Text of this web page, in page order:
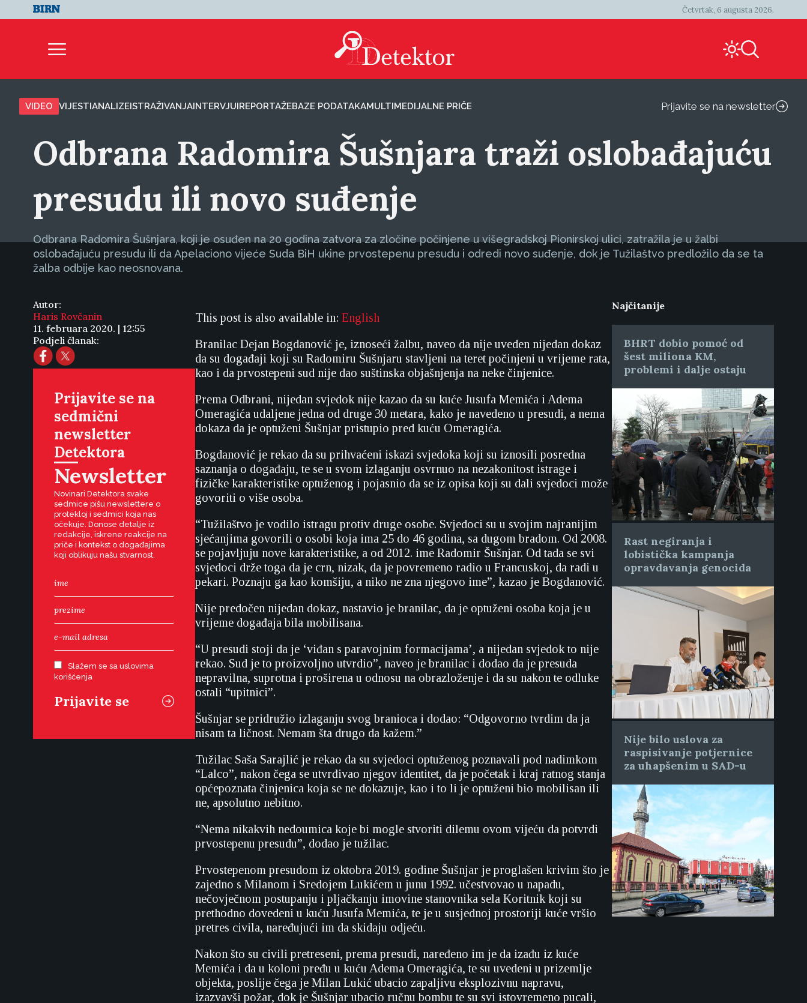
Četvrtak, 6 augusta 2026.
VIDEO VIJESTIANALIZEISTRAŽIVANJAINTERVJUIREPORTAŽEBAZE PODATAKAMULTIMEDIJALNE PRIČE Prijavite se na newsletter
Odbrana Radomira Šušnjara traži oslobađajuću
presudu ili novo suđenje
Odbrana Radomira Šušnjara, koji je osuđen na 20 godina zatvora za zločine počinjene u višegradskoj Pionirskoj ulici, zatražila je u žalbi
oslobađajuću presudu ili da Apelaciono vijeće Suda BiH ukine prvostepenu presudu i odredi novo suđenje, dok je Tužilaštvo predložilo da se ta
žalba odbije kao neosnovana.
Autor:
Haris Rovčanin
11. februara 2020. | 12:55
Podjeli članak:
Prijavite se na
sedmični
newsletter
Detektora
Newsletter
Novinari Detektora svake
sedmice pišu newslettere o
protekloj i sedmici koja nas
očekuje. Donose detalje iz
redakcije, iskrene reakcije na
priče i kontekst o događajima
koji oblikuju našu stvarnost.
Slažem se sa uslovima
korišćenja
This post is also available in: English
Branilac Dejan Bogdanović je, iznoseći žalbu, naveo da nije uveden nijedan dokaz
da su događaji koji su Radomiru Šušnjaru stavljeni na teret počinjeni u vrijeme rata,
kao i da prvostepeni sud nije dao suštinska objašnjenja na neke činjenice.
Prema Odbrani, nijedan svjedok nije kazao da su kuće Jusufa Memića i Adema
Omeragića udaljene jedna od druge 30 metara, kako je navedeno u presudi, a nema
dokaza da je optuženi Šušnjar pristupio pred kuću Omeragića.
Bogdanović je rekao da su prihvaćeni iskazi svjedoka koji su iznosili posredna
saznanja o događaju, te se u svom izlaganju osvrnuo na nezakonitost istrage i
fizičke karakteristike optuženog i pojasnio da se iz opisa koji su dali svjedoci može
govoriti o više osoba.
“Tužilaštvo je vodilo istragu protiv druge osobe. Svjedoci su u svojim najranijim
sjećanjima govorili o osobi koja ima 25 do 46 godina, sa dugom bradom. Od 2008.
se pojavljuju nove karakteristike, a od 2012. ime Radomir Šušnjar. Od tada se svi
svjedoci drže toga da je crn, nizak, da je povremeno radio u Francuskoj, da radi u
pekari. Poznaju ga kao komšiju, a niko ne zna njegovo ime”, kazao je Bogdanović.
Nije predočen nijedan dokaz, nastavio je branilac, da je optuženi osoba koja je u
vrijeme događaja bila mobilisana.
“U presudi stoji da je ‘viđan s paravojnim formacijama’, a nijedan svjedok to nije
rekao. Sud je to proizvoljno utvrdio”, naveo je branilac i dodao da je presuda
nepravilna, suprotna i proširena u odnosu na obrazloženje i da su nakon te odluke
ostali “upitnici”.
Šušnjar se pridružio izlaganju svog branioca i dodao: “Odgovorno tvrdim da ja
nisam ta ličnost. Nemam šta drugo da kažem.”
Tužilac Saša Sarajlić je rekao da su svjedoci optuženog poznavali pod nadimkom
“Lalco”, nakon čega se utvrđivao njegov identitet, da je početak i kraj ratnog stanja
općepoznata činjenica koja se ne dokazuje, kao i to li je optuženi bio mobilisan ili
ne, apsolutno nebitno.
“Nema nikakvih nedoumica koje bi mogle stvoriti dilemu ovom vijeću da potvrdi
prvostepenu presudu”, dodao je tužilac.
Prvostepenom presudom iz oktobra 2019. godine Šušnjar je proglašen krivim što je
zajedno s Milanom i Sredojem Lukićem u junu 1992. učestvovao u napadu,
nečovječnom postupanju i pljačkanju imovine stanovnika sela Koritnik koji su
prethodno dovedeni u kuću Jusufa Memića, te je u susjednoj prostoriji kuće vršio
pretres civila, naređujući im da skidaju odjeću.
Nakon što su civili pretreseni, prema presudi, naređeno im je da izađu iz kuće
Memića i da u koloni pređu u kuću Adema Omeragića, te su uvedeni u prizemlje
objekta, poslije čega je Milan Lukić ubacio zapaljivu eksplozivnu napravu,
izazvavši požar, dok je Šušnjar ubacio ručnu bombu te su svi istovremeno pucali,
Najčitanije
BHRT dobio pomoć od
šest miliona KM,
problemi i dalje ostaju
Rast negiranja i
lobistička kampanja
opravdavanja genocida
Nije bilo uslova za
raspisivanje potjernice
za uhapšenim u SAD-u